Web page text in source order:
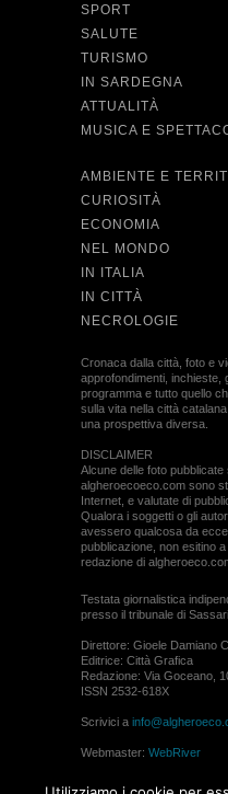
SPORT
SALUTE
TURISMO
IN SARDEGNA
ATTUALITÀ
MUSICA E
AMBIENTE E
CURIOSITÀ
ECONOMIA
NEL MONDO
IN ITALIA
IN CITTÀ
NECROLOGIE
Cronaca dalla città, foto e
approfondimenti, inchieste,
programma e tutto quello
sulla vita nella città
una prospettiva diversa.
DISCLAIMER
Alcune delle foto pubblicate
algheroecoeco.com sono
Internet, e valutate di
Qualora i soggetti o gli
avessero qualcosa da
pubblicazione, non esitino
redazione di
Testata giornalistica
presso il tribunale di
Direttore: Gioele Damiano
Editrice: Città Grafica
Redazione: Via Goceano,
ISSN 2532-618X
Scrivici a
Webmaster: WebRiver